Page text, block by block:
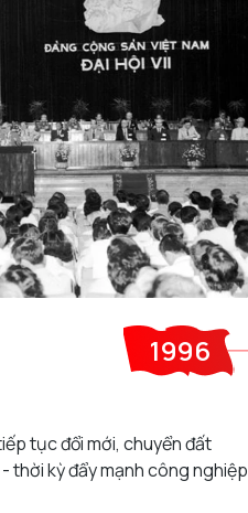
1996
tục đổi mới, chuyển đất
thời kỳ đẩy mạnh công nghiệp